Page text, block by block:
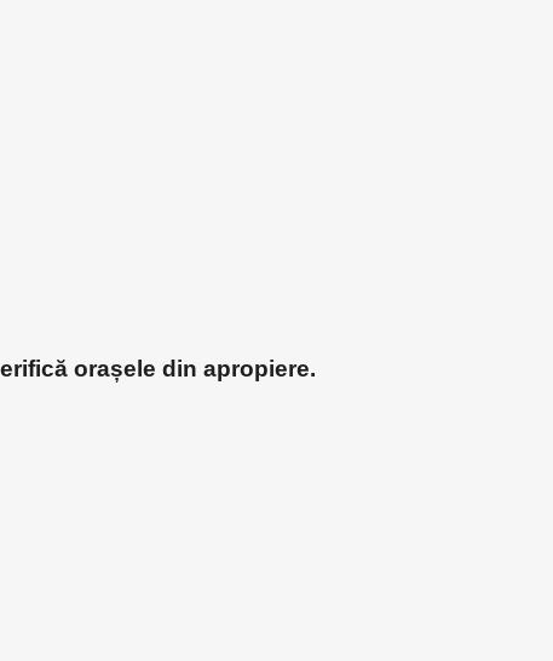
orașele din apropiere.